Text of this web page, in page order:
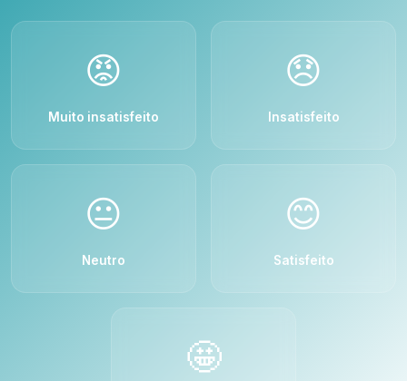
😡
Muito insatisfeito
😞
Insatisfeito
😐
Neutro
😊
Satisfeito
🤩